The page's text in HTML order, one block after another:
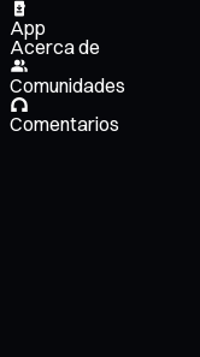
App
Acerca de
Comunidades
Comentarios